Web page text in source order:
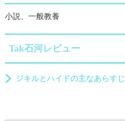
小説、一般教養
Tak石河レビュー
ジキルとハイドの主なあらすじ